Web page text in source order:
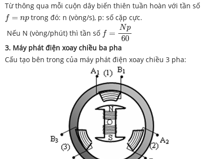
Từ thông qua mỗi cuộn dây biến thiên tuần hoàn với tần số
f = np
f= p
trong đó: n (vòng/s), p: số cặp cực.
Nếu N (vòng/phút) thì tần số f =
Np
60
f =N p60
3. Máy phát điện xoay chiều ba pha
Cấu tạo bên trong của máy phát điện xoay chiều 3 pha: